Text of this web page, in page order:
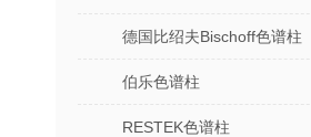
德国比绍夫Bischoff色谱柱
伯乐色谱柱
RESTEK色谱柱